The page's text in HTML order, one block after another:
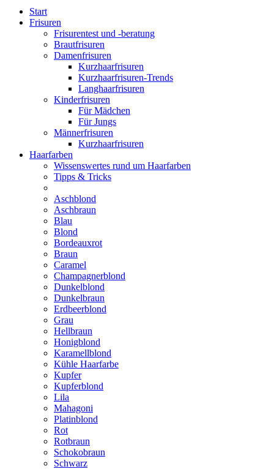
Start
Frisuren
Frisurentest und -beratung
Brautfrisuren
Damenfrisuren
Kurzhaarfrisuren
Kurzhaarfrisuren-Trends
Langhaarfrisuren
Kinderfrisuren
Für Mädchen
Für Jungs
Männerfrisuren
Kurzhaarfrisuren
Haarfarben
Wissenswertes rund um Haarfarben
Tipps & Tricks
Aschblond
Aschbraun
Blau
Blond
Bordeauxrot
Braun
Caramel
Champagnerblond
Dunkelblond
Dunkelbraun
Erdbeerblond
Grau
Hellbraun
Honigblond
Karamellblond
Kühle Haarfarbe
Kupfer
Kupferblond
Lila
Mahagoni
Platinblond
Rot
Rotbraun
Schokobraun
Schwarz